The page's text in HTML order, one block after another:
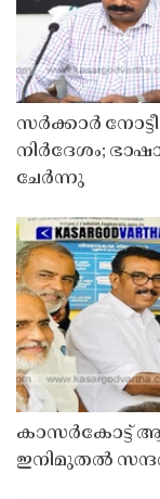
സർക്കാർ
നിർദേശം;
ചേർന്നു
കാസർകോട്ട്
ഇനിമുതൽ